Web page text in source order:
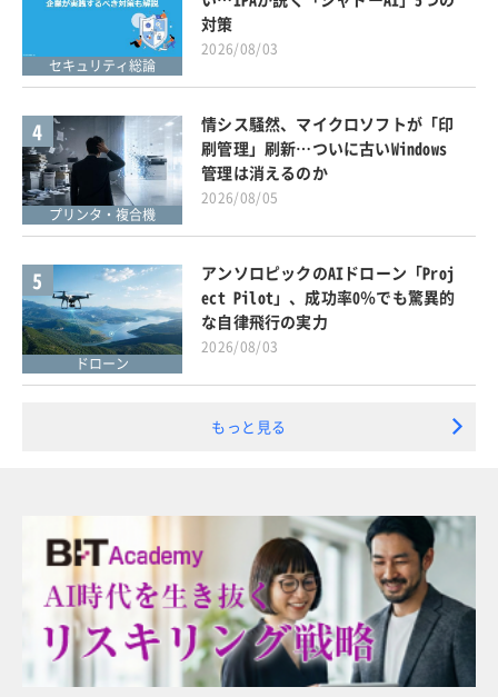
セキュリティ総論
対策
2026/08/03
4
プリンタ・複合機
情シス騒然、マイクロソフトが「印
刷管理」刷新…ついに古いWindows
管理は消えるのか
2026/08/05
5
ドローン
アンソロピックのAIドローン「Proj
ect Pilot」、成功率0％でも驚異的
な自律飛行の実力
2026/08/03
もっと見る